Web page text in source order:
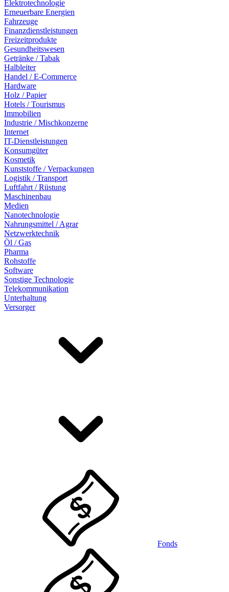
Elektrotechnologie
Erneuerbare Energien
Fahrzeuge
Finanzdienstleistungen
Freizeitprodukte
Gesundheitswesen
Getränke / Tabak
Halbleiter
Handel / E-Commerce
Hardware
Holz / Papier
Hotels / Tourismus
Immobilien
Industrie / Mischkonzerne
Internet
IT-Dienstleistungen
Konsumgüter
Kosmetik
Kunststoffe / Verpackungen
Logistik / Transport
Luftfahrt / Rüstung
Maschinenbau
Medien
Nanotechnologie
Nahrungsmittel / Agrar
Netzwerktechnik
Öl / Gas
Pharma
Rohstoffe
Software
Sonstige Technologie
Telekommunikation
Unterhaltung
Versorger
Fonds